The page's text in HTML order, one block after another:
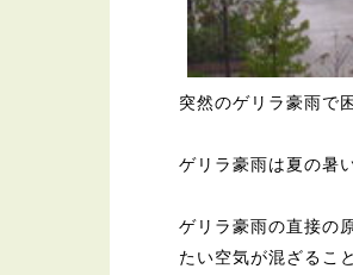
突然のゲリラ豪雨で
ゲリラ豪雨は夏の暑
ゲリラ豪雨の直接の
たい空気が混ざるこ